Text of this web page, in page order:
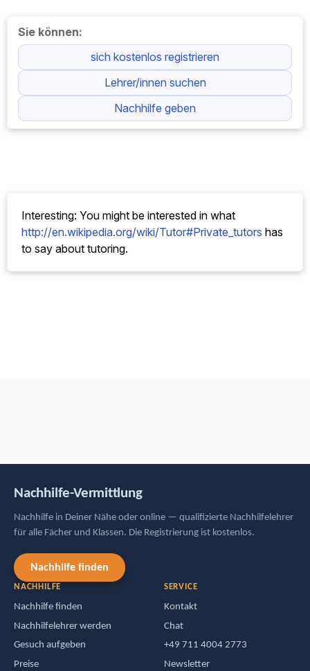
Sie können:
sich kostenlos registrieren
Lehrer/innen suchen
Nachhilfe geben
Interesting: You might be interested in what
http://en.wikipedia.org/wiki/Tutor#Private_tutors has
to say about tutoring.
Nachhilfe-Vermittlung
Nachhilfe in Deiner Nähe oder online — qualifizierte Nachhilfelehrer
für alle Fächer und Klassen. Die Registrierung ist kostenlos.
Nachhilfe finden
NACHHILFE
Nachhilfe finden
Nachhilfelehrer werden
Gesuch aufgeben
Preise
SERVICE
Kontakt
Chat
+49 711 4004 2773
Newsletter